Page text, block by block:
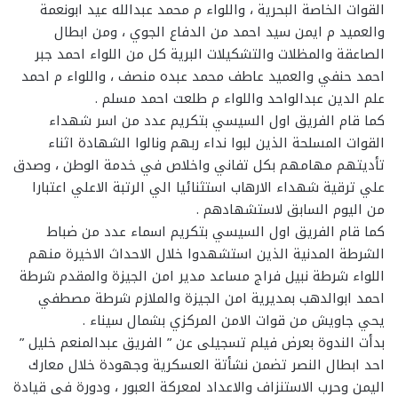
القوات الخاصة البحرية ، واللواء م محمد عبدالله عيد ابونعمة
والعميد م ايمن سيد احمد من الدفاع الجوي ، ومن ابطال
الصاعقة والمظلات والتشكيلات البرية كل من اللواء احمد جبر
احمد حنفي والعميد عاطف محمد عبده منصف ، واللواء م احمد
علم الدين عبدالواحد واللواء م طلعت احمد مسلم .
كما قام الفريق اول السيسي بتكريم عدد من اسر شهداء
القوات المسلحة الذين لبوا نداء ربهم ونالوا الشهادة اثناء
تأديتهم مهامهم بكل تفاني واخلاص في خدمة الوطن ، وصدق
علي ترقية شهداء الارهاب استثنائيا الي الرتبة الاعلي اعتبارا
من اليوم السابق لاستشهادهم .
كما قام الفريق اول السيسي بتكريم اسماء عدد من ضباط
الشرطة المدنية الذين استشهدوا خلال الاحداث الاخيرة منهم
اللواء شرطة نبيل فراج مساعد مدير امن الجيزة والمقدم شرطة
احمد ابوالدهب بمديرية امن الجيزة والملازم شرطة مصطفي
يحي جاويش من قوات الامن المركزي بشمال سيناء .
بدأت الندوة بعرض فيلم تسجيلى عن ” الفريق عبدالمنعم خليل ”
احد ابطال النصر تضمن نشأتة العسكرية وجهودة خلال معارك
اليمن وحرب الاستنزاف والاعداد لمعركة العبور ، ودورة في قيادة